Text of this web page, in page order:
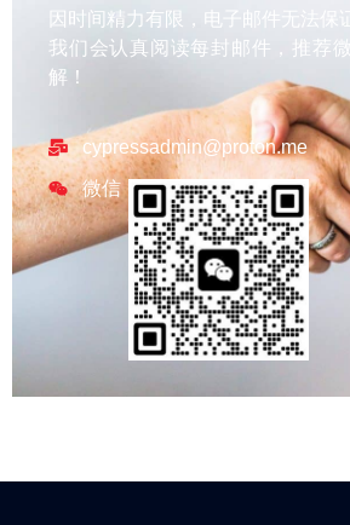
因时间精力有限，电子邮件无法保
我们会认真阅读每封邮件，推荐
解！
cypressadmin@proton.me
微信